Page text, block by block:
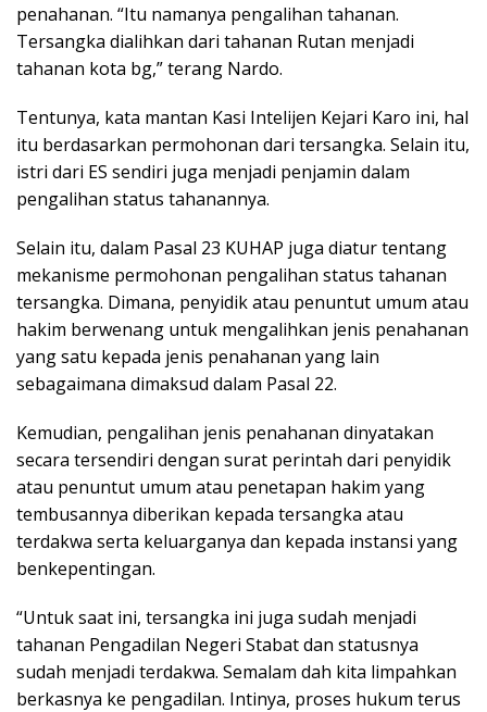
penahanan. “Itu namanya pengalihan tahanan.
Tersangka dialihkan dari tahanan Rutan menjadi
tahanan kota bg,” terang Nardo.
Tentunya, kata mantan Kasi Intelijen Kejari Karo ini, hal
itu berdasarkan permohonan dari tersangka. Selain itu,
istri dari ES sendiri juga menjadi penjamin dalam
pengalihan status tahanannya.
Selain itu, dalam Pasal 23 KUHAP juga diatur tentang
mekanisme permohonan pengalihan status tahanan
tersangka. Dimana, penyidik atau penuntut umum atau
hakim berwenang untuk mengalihkan jenis penahanan
yang satu kepada jenis penahanan yang lain
sebagaimana dimaksud dalam Pasal 22.
Kemudian, pengalihan jenis penahanan dinyatakan
secara tersendiri dengan surat perintah dari penyidik
atau penuntut umum atau penetapan hakim yang
tembusannya diberikan kepada tersangka atau
terdakwa serta keluarganya dan kepada instansi yang
benkepentingan.
“Untuk saat ini, tersangka ini juga sudah menjadi
tahanan Pengadilan Negeri Stabat dan statusnya
sudah menjadi terdakwa. Semalam dah kita limpahkan
berkasnya ke pengadilan. Intinya, proses hukum terus